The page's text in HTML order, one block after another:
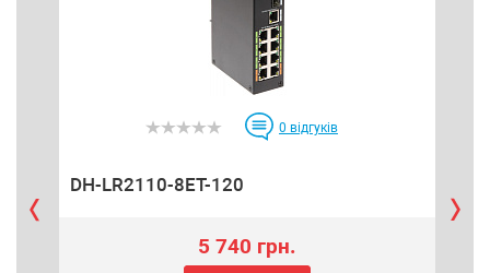
0 відгуків
DH-LR2110-8ET-120
5 740 грн.